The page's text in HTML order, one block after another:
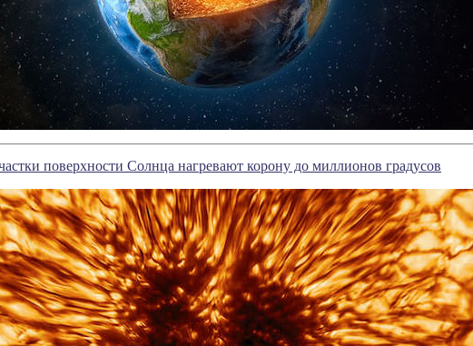
поверхности Солнца нагревают корону до миллионов градусов